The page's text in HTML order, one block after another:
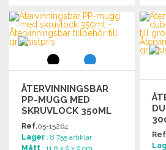
BESTÄLL
Begär offert
ÅTERVINNINGSBAR
PP-MUGG MED
SKRUVLOCK 350ML
Ref.05-15264
Lager : 8 755 artiklar
Mått : 11.8 x 9 x 9 cm